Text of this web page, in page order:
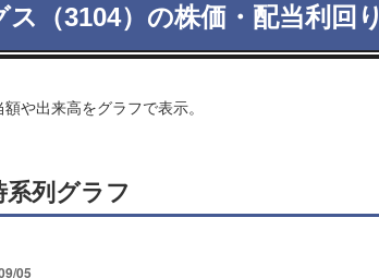
（3104）の株価・配当利回り
や出来高をグラフで表示。
列グラフ